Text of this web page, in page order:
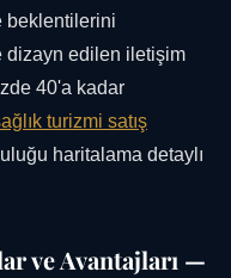
beklentilerini
dizayn edilen iletişim
40'a kadar
turizmi satış
haritalama detaylı
ve Avantajları —